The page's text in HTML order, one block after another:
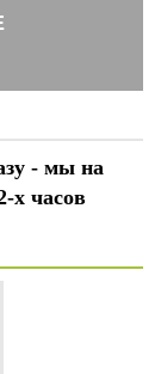
- мы на
х часов